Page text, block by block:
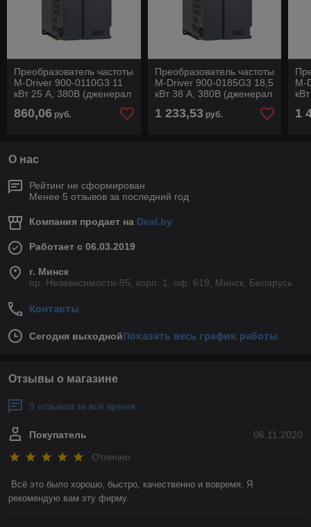
Преобразователь частоты
M-Driver 900-0110G3 11
кВт 25 А, 380В (дженерал
860,06 руб.
Преобразователь частоты
M-Driver 900-0185G3 18,5
кВт 38 А, 380В (дженерал
1 233,53руб.
M-
1
О нас
Рейтинг не сформирован
Менее 5 отзывов за последний год
Компания продает на Deal.by
Работает с 06.03.2019
г. Минск
пр. Независимости-95, корп. 1, оф. 619, Минск, Беларусь
Контакты
Сегодня выходнойПоказать весь график работы
Отзывы о магазине
9 отзывов за всё время
06.11.2020
Покупатель
Отлично
Всё это было хорошо, быстро, качественно и вовремя. Я
рекомендую вам эту фирму.